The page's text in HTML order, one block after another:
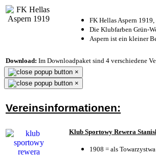
FK Hellas Aspern
Die Klubfarben Grün-
Aspern ist ein kleiner
Download: Im Downloadpaket sind 4 verschiedene
×
×
Vereinsinformationen:
Klub Sportowy Rewera
1908 = als